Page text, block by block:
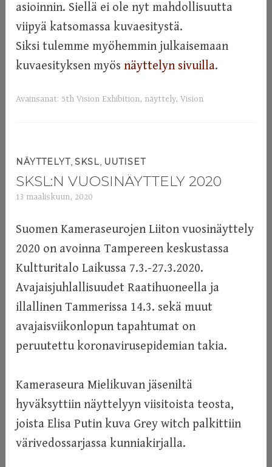
asioinnin. Siellä ei ole nyt mahdollisuutta
viipyä katsomassa kuvaesitystä.
Siksi tulemme myöhemmin julkaisemaan
kuvaesityksen myösnäyttelyn sivuilla.
Avainsanat: 5th Vision Exhibition, näyttely,Vision
NÄYTTELYT,SKSL, UUTISET
SKSL:N VUOSINÄYTTELY 2020
13 maaliskuun, 2020
m
Suomen Kameraseurojen Liiton vuosinäyttely
2020 on avoinna Tampereen keskustassa
Kultturitalo Laikussa 7.3.-27.3.2020.
Avajaisjuhlallisuudet Raatihuoneella ja
illallinen Tammerissa 14.3. sekä muut
avajaisviikonlopun tapahtumat on
peruutettu koronavirusepidemian takia.
Kameraseura Mielikuvan jäseniltä
hyväksyttiin näyttelyyn viisitoista teosta,
joista Elisa Putin kuva Grey witch palkittiin
värivedossarjassa kunniakirjalla.